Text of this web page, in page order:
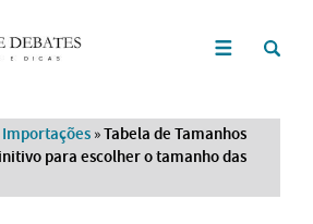
Importações »Tabela de Tamanhos
para escolher o tamanho das